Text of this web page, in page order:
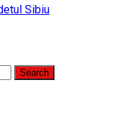
Sibiu